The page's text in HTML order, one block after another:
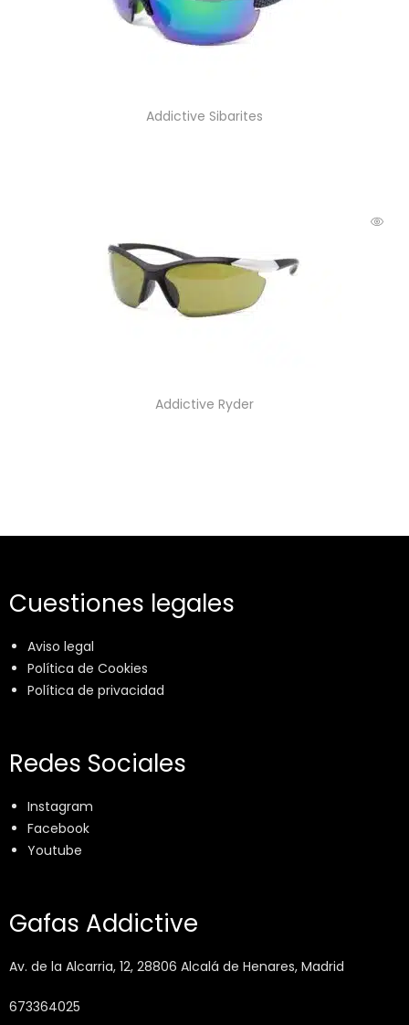
Addictive Sibarites
Addictive Ryder
Cuestiones legales
Aviso legal
Política de Cookies
Política de privacidad
Redes Sociales
Instagram
Facebook
Youtube
Gafas Addictive
Av. de la Alcarria, 12, 28806 Alcalá de Henares, Madrid
673364025